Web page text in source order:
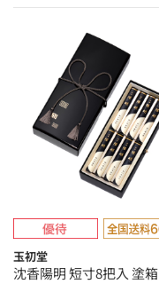
玉初堂
沈香陽明 短寸8把入 塗箱